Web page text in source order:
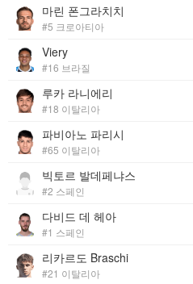
마린 폰그라치치
#5 크로아티아
Viery
#16 브라질
루카 라니에리
#18 이탈리아
파비아노 파리시
#65 이탈리아
빅토르 발데페냐스
#2 스페인
다비드 데 헤아
#1 스페인
리카르도 Braschi
#21 이탈리아